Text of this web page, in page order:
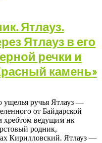
Ятлауз.
Ятлауз в его
речки и
камень»
ущелья ручья Ятлауз —
от Байдарской
хребтом ведущим нк
родник,
Кирилловский. Ятлауз —